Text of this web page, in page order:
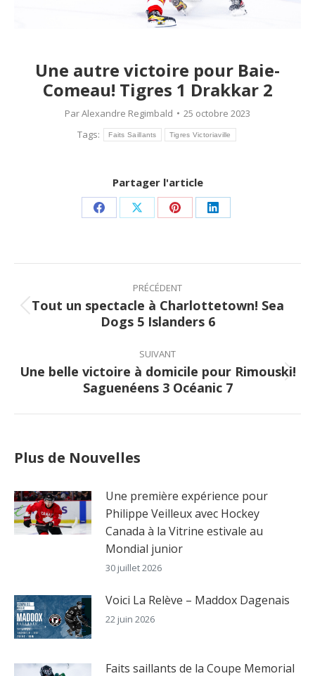
Une autre victoire pour Baie-
Comeau! Tigres 1 Drakkar 2
ParAlexandre Regimbald
25 octobre 2023
Tags:
Faits Saillants Tigres Victoriaville
Partager l'article
Share Share Share Share
Post
navigation
PRÉCÉDENT
Previous
post:
Tout un spectacle à Charlottetown! Sea
Dogs 5 Islanders 6
SUIVANT
Next
post:
Une belle victoire à domicile pour Rimouski!
Saguenéens 3 Océanic 7
Plus de Nouvelles
Une première expérience pour
Philippe Veilleux avec Hockey
Canada à la Vitrine estivale au
Mondial junior
30 juillet 2026
Voici La Relève – Maddox Dagenais
22 juin 2026
Faits saillants de la Coupe Memorial